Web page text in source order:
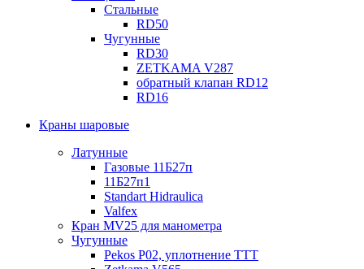
Стальные
RD50
Чугунные
RD30
ZETKAMA V287
обратный клапан RD12
RD16
Краны шаровые
Латунные
Газовые 11Б27п
11Б27п1
Standart Hidraulica
Valfex
Кран MV25 для манометра
Чугунные
Pekos P02, уплотнение ТТТ